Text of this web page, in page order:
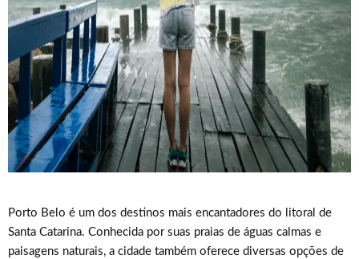
Porto Belo é um dos destinos mais encantadores do litoral de
Santa Catarina. Conhecida por suas praias de águas calmas e
paisagens naturais, a cidade também oferece diversas opções de